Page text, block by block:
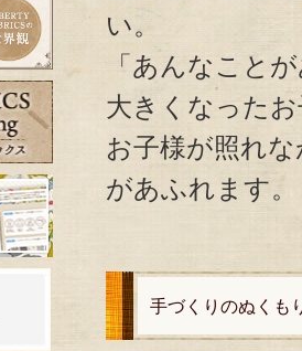
い。
「あんなこと
大きくなった
お子様が照れ
があふれます。
手づくりのぬくも